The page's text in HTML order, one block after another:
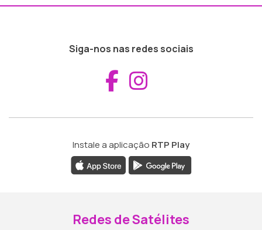
Siga-nos nas redes sociais
Aceder ao
Instale a aplicação RTP Play
Redes de Satélites